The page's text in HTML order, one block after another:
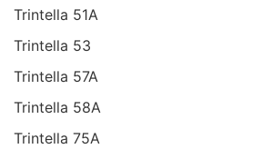
Trintella 51A
Trintella 53
Trintella 57A
Trintella 58A
Trintella 75A